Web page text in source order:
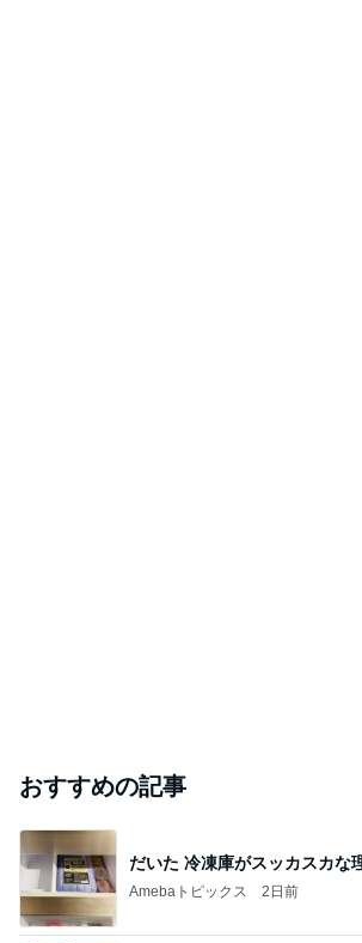
おすすめの記事
だいた 冷凍庫がスッカスカな
Amebaトピックス 2日前